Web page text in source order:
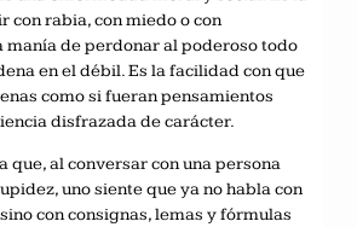
con rabia, con miedo o con
manía de perdonar al poderoso todo
en el débil. Es la facilidad con que
como si fueran pensamientos
disfrazada de carácter.
que, al conversar con una persona
uno siente que ya no habla con
con consignas, lemas y fórmulas